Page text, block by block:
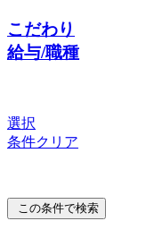
こだわり
給与/職種
選択
条件クリア
この条件で検索